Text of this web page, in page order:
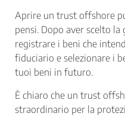
Aprire un trust offshore
pensi. Dopo aver scelto
registrare i beni che
fiduciario e selezionare i
tuoi beni in futuro.
È chiaro che un trust
straordinario per la